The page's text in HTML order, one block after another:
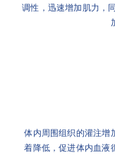
调性，迅速增加肌力，
体内周围组织的灌注增
着降低，促进体内血液